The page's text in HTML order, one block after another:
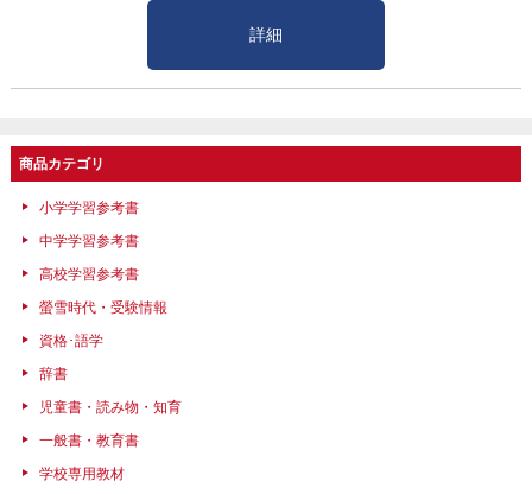
詳細
商品カテゴリ
小学学習参考書
中学学習参考書
高校学習参考書
螢雪時代・受験情報
資格･語学
辞書
児童書・読み物・知育
一般書・教育書
学校専用教材